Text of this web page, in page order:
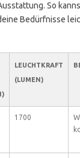
So
Bedürfnisse
LEUCHTKRAFT
(LUMEN)
1700